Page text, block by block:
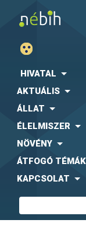
HIVATAL
AKTUÁLIS
ÁLLAT
ÉLELMISZER
NÖVÉNY
ÁTFOGÓ TÉMÁK
KAPCSOLAT